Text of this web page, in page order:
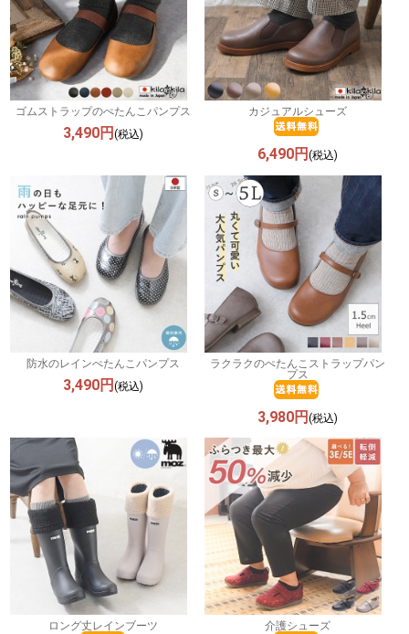
ゴムストラップのぺたんこパンプス
3,490円(税込)
カジュアルシューズ
6,490円 (税込)
防水のレインぺたんこパンプス
3,490円(税込)
ラクラクのぺたんこストラップパン
プス
3,980円 (税込)
ロング丈レインブーツ 介護シューズ